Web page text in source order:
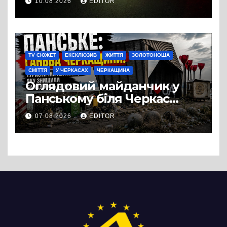
TV СЮЖЕТ ЕКСКЛЮЗИВ ЖИТТЯ ЗОЛОТОНОША
СМІТТЯ У ЧЕРКАСАХ ЧЕРКАЩИНА
Оглядовий майданчик у
Панському біля Черкас
перетворився на занедбане
сміттєзвалище
07.08.2026 EDITOR